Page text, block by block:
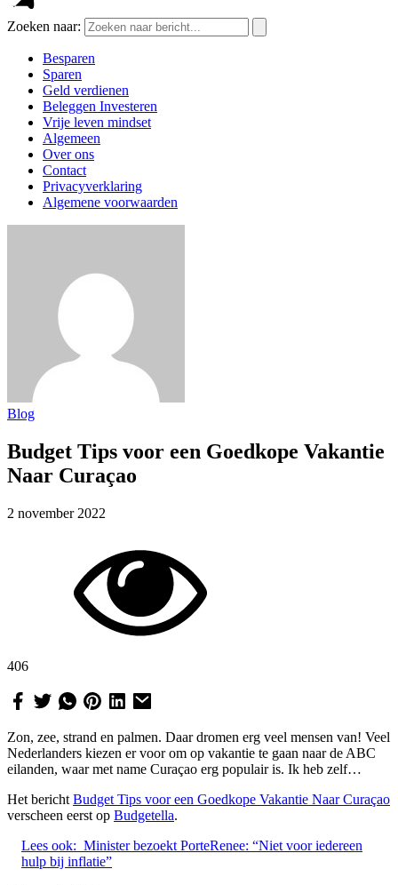
Zoeken naar:
Besparen
Sparen
Geld verdienen
Beleggen Investeren
Vrije leven mindset
Algemeen
Over ons
Contact
Privacyverklaring
Algemene voorwaarden
Blog
Budget Tips voor een Goedkope Vakantie
Naar Curaçao
2 november 2022
406
Zon, zee, strand en palmen. Daar dromen erg veel mensen van! Veel
Nederlanders kiezen er voor om op vakantie te gaan naar de ABC
eilanden, waar met name Curaçao erg populair is. Ik heb zelf…
Het bericht Budget Tips voor een Goedkope Vakantie Naar Curaçao
verscheen eerst op Budgetella.
Lees ook: Minister bezoekt PorteRenee: “Niet voor iedereen
hulp bij inflatie”